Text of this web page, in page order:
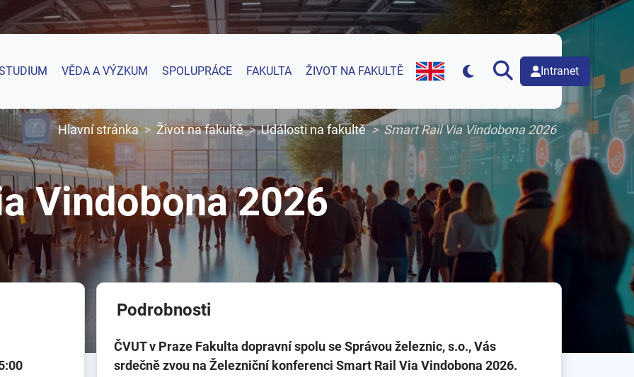
VĚDA A VÝZKUM SPOLUPRÁCE FAKULTA ŽIVOT NA FAKULTĚ
English version of web page
Intranet
Hlavní stránka Život na fakultě Události na fakultě Smart Rail Via Vindobona 2026
Vindobona 2026
Podrobnosti
ČVUT v Praze Fakulta dopravní spolu se Správou železnic, s.o., Vás
srdečně zvou na Železniční konferenci Smart Rail Via Vindobona 2026.